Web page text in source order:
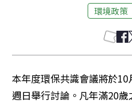
環境政策
本年度環保共識會議將於
週日舉行討論。凡年滿20